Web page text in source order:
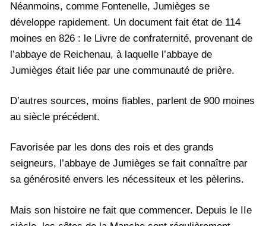
Néanmoins, comme Fontenelle, Jumièges se
développe rapidement. Un document fait état de 114
moines en 826 : le Livre de confraternité, provenant de
l’abbaye de Reichenau, à laquelle l’abbaye de
Jumièges était liée par une communauté de prière.
D’autres sources, moins fiables, parlent de 900 moines
au siècle précédent.
Favorisée par les dons des rois et des grands
seigneurs, l’abbaye de Jumièges se fait connaître par
sa générosité envers les nécessiteux et les pèlerins.
Mais son histoire ne fait que commencer. Depuis le IIe